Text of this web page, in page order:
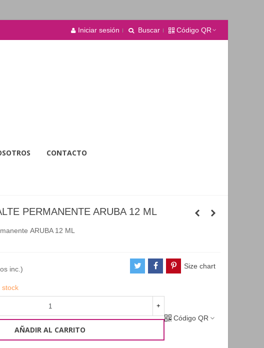
Iniciar sesión Buscar Código QR
CONTACTO
PERMANENTE ARUBA 12 ML
ARUBA 12 ML
inc.) Size chart
stock
+
AÑADIR AL CARRITO
Código QR